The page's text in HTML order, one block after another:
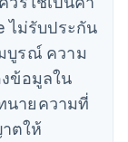
ไม่รับประกัน
บูรณ์ ความ
ข้อมูลใน
ายความที่
ตให้